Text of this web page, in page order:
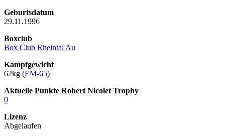
Geburtsdatum
29.11.1996
Boxclub
Box Club Rheintal Au
Kampfgewicht
62kg (EM-65)
Aktuelle Punkte Robert Nicolet Trophy
0
Lizenz
Abgelaufen